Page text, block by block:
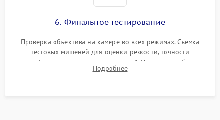
6. Финальное тестирование
Проверка объектива на камере во всех режимах. Съемка
тестовых мишеней для оценки резкости, точности
автофокуса и отсутствия искажений. Проверка работы
диафрагмы на закрытых значениях и тестирование
Подробнее